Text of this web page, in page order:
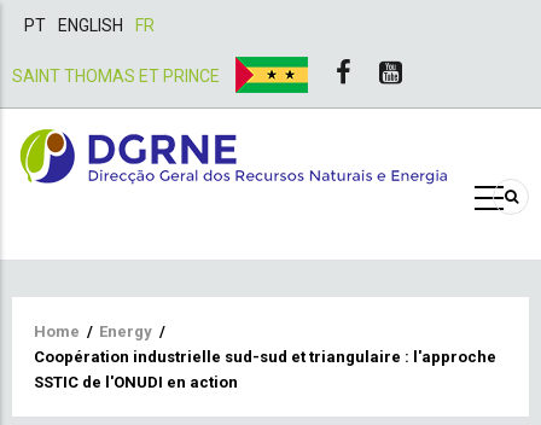
PT ENGLISH FR
SAINT THOMAS ET PRINCE
Breadcrumb
Home / Energy /
Coopération industrielle sud-sud et triangulaire : l'approche
SSTIC de l'ONUDI en action